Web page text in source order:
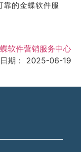
靠的金蝶软件服
软件营销服务中心
期：
2025-06-19